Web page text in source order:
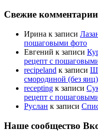
Свежие комментарии
Ирина к записи
пошаговыми фото
Евгений к записи
рецепт с
recipeland к записи
смородиной (без
recepting к записи
рецепт с
Руслан к записи
Наше сообщество